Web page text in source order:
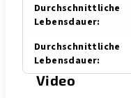
Durchschnittliche
Lebensdauer:
Durchschnittliche
Lebensdauer:
Video